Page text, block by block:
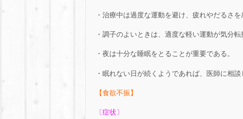
・治療中は過度な運動を避け、疲れやだるさ
・調子のよいときは、適度な軽い運動が気分転
・夜は十分な睡眠をとることが重要である。
・眠れない日が続くようであれば、医師に相
【食欲不振】
〔症状〕